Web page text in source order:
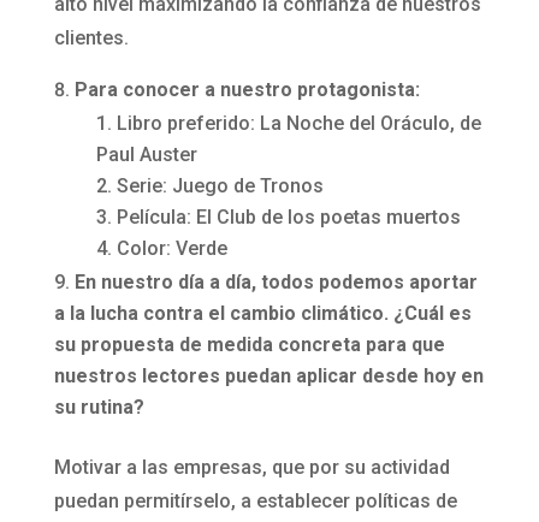
clientes.
Para conocer a nuestro protagonista:
Libro preferido: La Noche del Oráculo, de
Paul Auster
Serie: Juego de Tronos
Película: El Club de los poetas muertos
Color: Verde
En nuestro día a día, todos podemos aportar
a la lucha contra el cambio climático. ¿Cuál es
su propuesta de medida concreta para que
nuestros lectores puedan aplicar desde hoy en
su rutina?
Motivar a las empresas, que por su actividad
puedan permitírselo, a establecer políticas de